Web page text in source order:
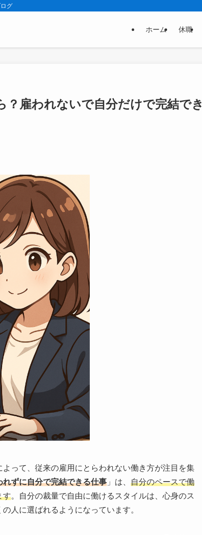
グ
ホーム 休職
雇われないで自分だけで完結でき
って、従来の雇用にとらわれない働き方が注目を集
れずに自分で完結できる仕事 」は、 自分のペースで働
す。自分の裁量で自由に働けるスタイルは、心身のス
人に選ばれるようになっています。